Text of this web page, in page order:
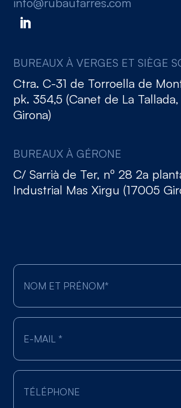
BUREAUX À VERGES ET SIÈGE
Ctra. C-31 de Torroella de
pk. 354,5 (Canet de La Tallada,
Girona)
BUREAUX À GÉRONE
C/ Sarrià de Ter, nº 28 2a
Industrial Mas Xirgu (17005